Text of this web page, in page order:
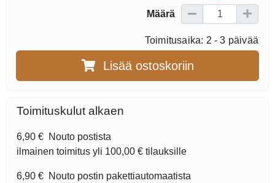
Määrä
Toimitusaika: 2 - 3 päivää
Lisää ostoskoriin
Toimituskulut alkaen
6,90 € Nouto postista
ilmainen toimitus yli 100,00 € tilauksille
6,90 € Nouto postin pakettiautomaatista